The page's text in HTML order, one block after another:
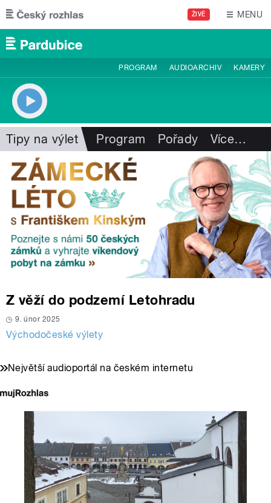
Přejít k hlavnímu obsahu
ŽIVĚ MENU
PROGRAM AUDIOARCHIV KAMERY
Tipy na výlet Program Pořady Více…
Z věží do podzemí Letohradu
9. únor 2025
Východočeské výlety
Největší audioportál na českém internetu